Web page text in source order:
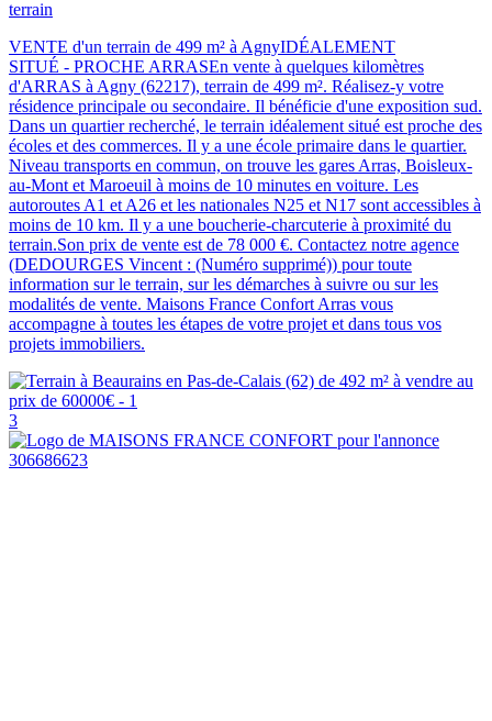
terrain
VENTE d'un terrain de 499 m² à AgnyIDÉALEMENT
SITUÉ - PROCHE ARRASEn vente à quelques kilomètres
d'ARRAS à Agny (62217), terrain de 499 m². Réalisez-y votre
résidence principale ou secondaire. Il bénéficie d'une exposition sud.
Dans un quartier recherché, le terrain idéalement situé est proche des
écoles et des commerces. Il y a une école primaire dans le quartier.
Niveau transports en commun, on trouve les gares Arras, Boisleux-
au-Mont et Maroeuil à moins de 10 minutes en voiture. Les
autoroutes A1 et A26 et les nationales N25 et N17 sont accessibles à
moins de 10 km. Il y a une boucherie-charcuterie à proximité du
terrain.Son prix de vente est de 78 000 €. Contactez notre agence
(DEDOURGES Vincent : (Numéro supprimé)) pour toute
information sur le terrain, sur les démarches à suivre ou sur les
modalités de vente. Maisons France Confort Arras vous
accompagne à toutes les étapes de votre projet et dans tous vos
projets immobiliers.
3